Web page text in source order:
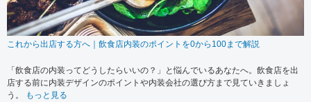
これから出店する方へ｜飲食店内装のポイントを0から100まで解説
「飲食店の内装ってどうしたらいいの？」と悩んでいるあなたへ。飲食店を出
店する前に内装デザインのポイントや内装会社の選び方まで見ていきましょ
う。
もっと見る